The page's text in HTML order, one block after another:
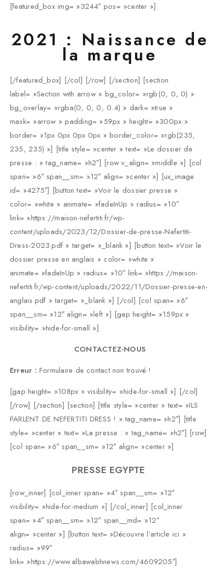
[featured_box img= »3244″ pos= »center »]
2021 : Naissance de
la marque
[/featured_box] [/col] [/row] [/section] [section
label= »Section with arrow » bg_color= »rgb(0, 0, 0) »
bg_overlay= »rgba(0, 0, 0, 0.4) » dark= »true »
mask= »arrow » padding= »59px » height= »300px »
border= »1px 0px 0px 0px » border_color= »rgb(235,
235, 235) »] [title style= »center » text= »Le dossier de
presse : » tag_name= »h2″] [row v_align= »middle »] [col
span= »6″ span__sm= »12″ align= »center »] [ux_image
id= »4275″] [button text= »Voir le dossier presse »
color= »white » animate= »fadeInUp » radius= »10″
link= »https://maison-nefertiti.fr/wp-
content/uploads/2023/12/Dossier-de-presse-Nefertiti-
Dress-2023.pdf » target= »_blank »] [button text= »Voir le
dossier presse en anglais » color= »white »
animate= »fadeInUp » radius= »10″ link= »https://maison-
nefertiti.fr/wp-content/uploads/2022/11/Dossier-presse-en-
anglais.pdf » target= »_blank »] [/col] [col span= »6″
span__sm= »12″ align= »left »] [gap height= »159px »
visibility= »hide-for-small »]
CONTACTEZ-NOUS
Erreur : Formulaire de contact non trouvé !
[gap height= »108px » visibility= »hide-for-small »] [/col]
[/row] [/section] [section] [title style= »center » text= »ILS
PARLENT DE NEFERTITI DRESS ! » tag_name= »h2″] [title
style= »center » text= »La presse : » tag_name= »h2″] [row]
[col span= »6″ span__sm= »12″ align= »center »]
PRESSE EGYPTE
[row_inner] [col_inner span= »4″ span__sm= »12″
visibility= »hide-for-medium »] [/col_inner] [col_inner
span= »4″ span__sm= »12″ span__md= »12″
align= »center »] [button text= »Découvre l’article ici »
radius= »99″
link= »https://www.albawabhnews.com/4609205″]